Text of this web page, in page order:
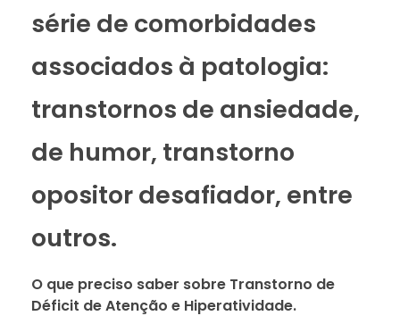
série de comorbidades
associados à patologia:
transtornos de ansiedade,
de humor, transtorno
opositor desafiador, entre
outros.
O que preciso saber sobre Transtorno de
Déficit de Atenção e Hiperatividade.